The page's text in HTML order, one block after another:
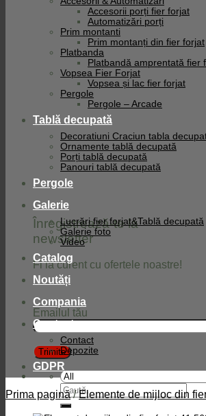
Înregistrează-te la
newsletter
Fi la curent cu ofertele noastre!
Emailul tău
Caută
după:
Accesorii porți fier forjat
Automatizări porți
Prim montanti
Prim montanți din fier forjat
Platbanda
Platbandă amprentată fier
Vopsea Fier Forjat
Vopsea și lac fier forjat
Pergole
Pergole – Arcade
Tablă decupată
Decoratiuni Craciun tabla
Ornamente tablă decupată
Porți tablă decupată
Panouri tablă decupată
Pergole
Galerie
Lucrări fier forjat&Tablă decupată
Galerie foto
Video
Catalog
Noutăți
Compania
Contact
Contact
Depozite
GDPR
Prima pagină / Elemente de mijloc din